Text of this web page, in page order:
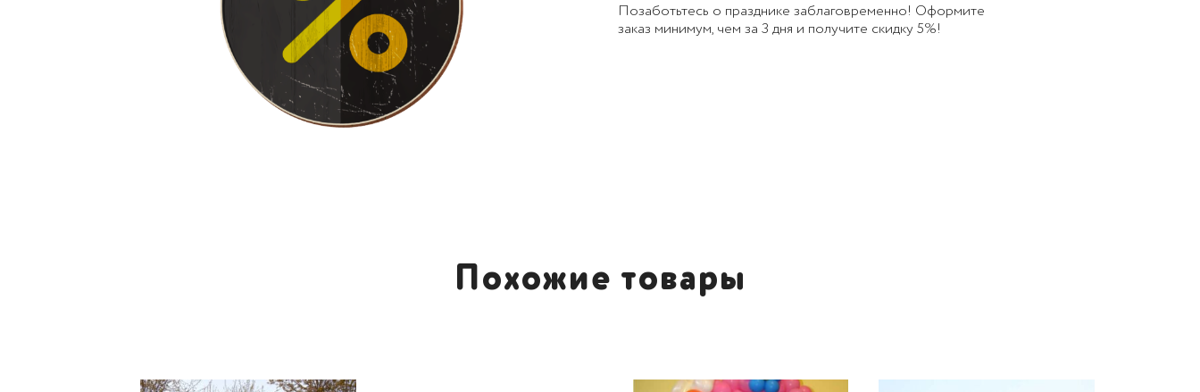
Позаботьтесь о празднике заблаговременно! Оформите
заказ минимум, чем за 3 дня и получите скидку 5%!
Похожие товары